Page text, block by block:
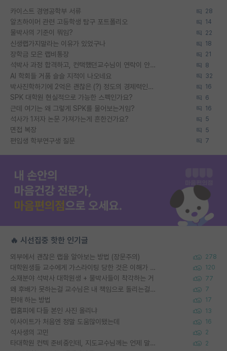
카이스트 경영공학부 서류 28
알츠하이머 관련 고등학생 탐구 포트폴리오 14
물박사의 기준이 뭐임? 22
신생랩가지말라는 이유가 있었구나 18
장학금 모은 랩비통장 21
석박사 과정 합격하고, 컨택했던교수님이 연락이 안됩니다... 8
AI 학회들 거품 슬슬 지적이 나오네요 32
박사진학하기에 2억은 괜찮은 (?) 정도의 경제력인가요 16
SPK 대학원 현실적으로 가능한 스펙인가요? 6
근데 여기는 왜 그렇게 SPK를 물어보는거임? 16
석사가 1저자 논문 가져가는게 흔한건가요? 5
면접 복장 5
편입생 학부연구생 질문 7
🔥 시선집중 핫한 인기글
외부에서 괜찮은 랩을 알아보는 방법 (장문주의) 278
대학원생들 교수에게 가스라이팅 당한 것은 이해가 갑니다. 안타깝네요. 120
소재분야 석박사 대학원생 + 물박사들이 착각하는 거 77
왜 후배가 못하는걸 교수님은 내 책임으로 돌리는걸까요? 7
편애 하는 방법 17
랩홈피에 다들 본인 사진 올리냐 13
이사이트가 처음엔 정말 도움많이됐는데 16
석사생의 고민 2
타대학원 컨텍 준비중인데, 지도교수님께는 언제 말씀드려야 할까요? 2